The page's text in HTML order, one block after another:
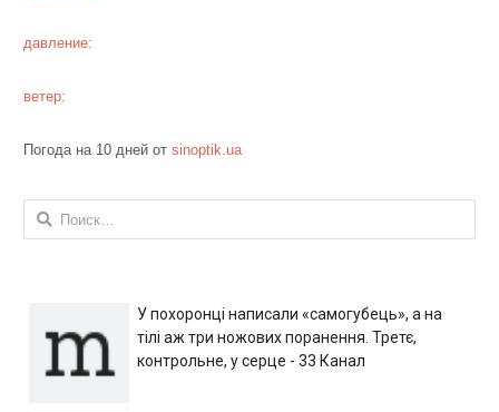
давление:
ветер:
Погода на 10 дней от sinoptik.ua
Найти:
У похоронці написали «самогубець», а на
тілі аж три ножових поранення. Третє,
контрольне, у серце - 33 Канал